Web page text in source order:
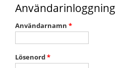
Användarinloggning
Användarnamn *
Lösenord*